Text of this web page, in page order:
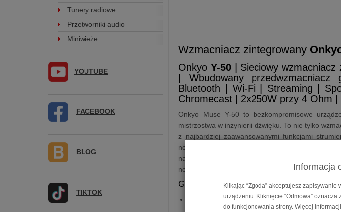
Wzmacniacz zintegrowany
Onkyo Y-50| Sieciowy wzmacniacz
| Wbudowany
Bluetooth | Wi-Fi | Streaming |
Chromecast | 2x250W przy 4 Ohm |
Onkyo Muse Y-50 to bezkompromisowe
mistrzostwa w inżynierii dźwięku. To nie tylko
z najbardziej zaawansowanymi funkcjami
nowoczesnego salonu, Muse Y-50 oferuje
najbardziej wymagających kolumn
nowoczesnością, dostarczając dźwięk, który
Główne cechy:
Ekstremalna wydajność prądowa:250W
Tunery radiowe
Przetworniki audio
Miniwieże
YOUTUBE
FACEBOOK
BLOG
TIKTOK
Informacja
Klikając “Zgoda” akceptujesz zapisywanie
urządzeniu. Kliknięcie “Odmowa”
do funkcjonowania strony. Więcej